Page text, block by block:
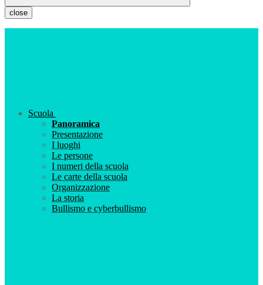
close
Scuola
Panoramica
Presentazione
I luoghi
Le persone
I numeri della scuola
Le carte della scuola
Organizzazione
La storia
Bullismo e cyberbullismo